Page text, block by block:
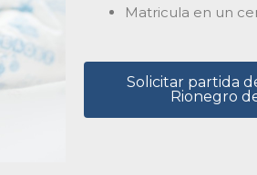
Matricula en un
Solicitar partida
Rionegro